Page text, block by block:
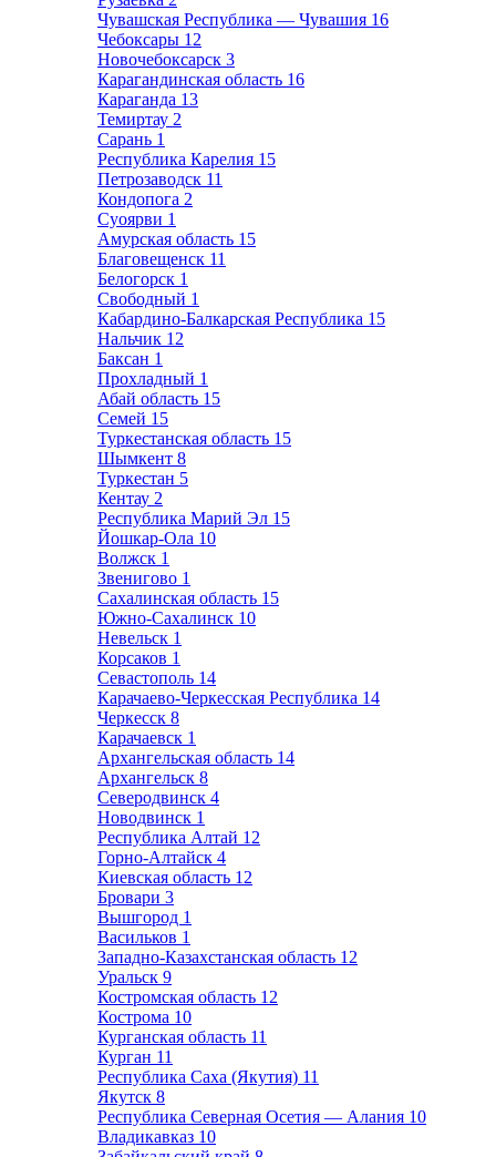
Чувашская Республика — Чувашия 16
Чебоксары 12
Новочебоксарск 3
Карагандинская область 16
Караганда 13
Темиртау 2
Сарань 1
Республика Карелия 15
Петрозаводск 11
Кондопога 2
Суоярви 1
Амурская область 15
Благовещенск 11
Белогорск 1
Свободный 1
Кабардино-Балкарская Республика 15
Нальчик 12
Баксан 1
Прохладный 1
Абай область 15
Семей 15
Туркестанская область 15
Шымкент 8
Туркестан 5
Кентау 2
Республика Марий Эл 15
Йошкар-Ола 10
Волжск 1
Звенигово 1
Сахалинская область 15
Южно-Сахалинск 10
Невельск 1
Корсаков 1
Севастополь 14
Карачаево-Черкесская Республика 14
Черкесск 8
Карачаевск 1
Архангельская область 14
Архангельск 8
Северодвинск 4
Новодвинск 1
Республика Алтай 12
Горно-Алтайск 4
Киевская область 12
Бровари 3
Вышгород 1
Васильков 1
Западно-Казахстанская область 12
Уральск 9
Костромская область 12
Кострома 10
Курганская область 11
Курган 11
Республика Саха (Якутия) 11
Якутск 8
Республика Северная Осетия — Алания 10
Владикавказ 10